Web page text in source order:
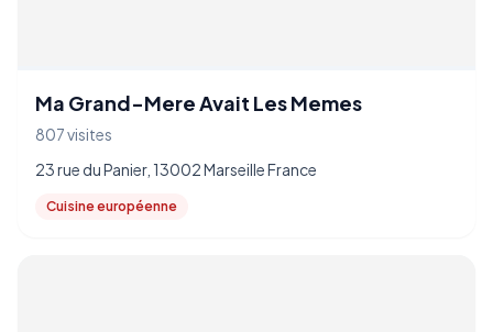
Ma Grand-Mere Avait Les Memes
807 visites
23 rue du Panier, 13002 Marseille France
Cuisine européenne